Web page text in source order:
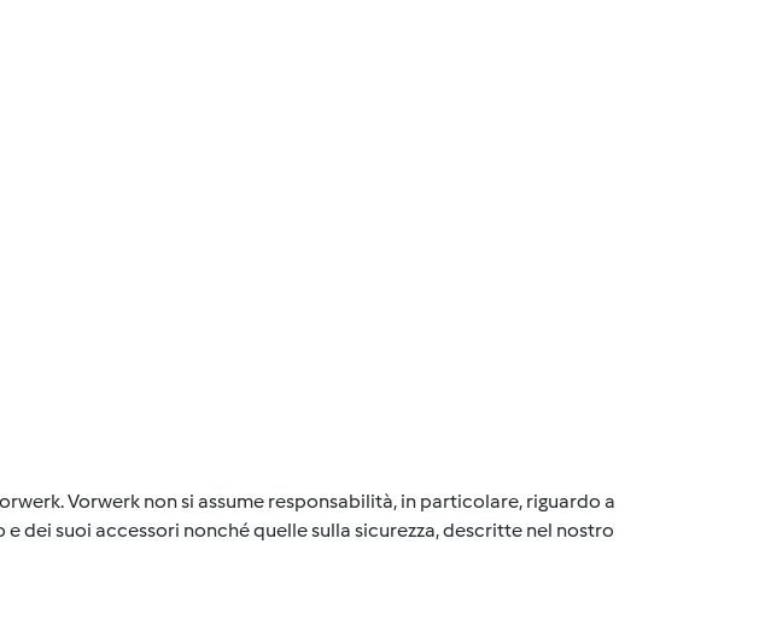
Vorwerk non si assume responsabilità, in particolare, riguardo a
dei suoi accessori nonché quelle sulla sicurezza, descritte nel nostro